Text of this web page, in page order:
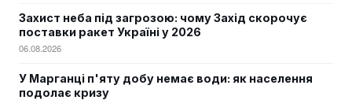
Захист неба під загрозою: чому Захід скорочує
поставки ракет Україні у 2026
06.08.2026
У Марганці п'яту добу немає води: як населення
подолає кризу